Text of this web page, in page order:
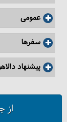
عمومی
سفرها
پیشنهاد
از